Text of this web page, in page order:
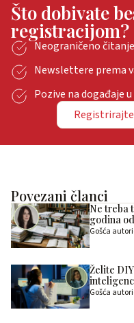
Što dobivate
registracijom?
Neograničeno
Newslettere prema
Pozive na događaje
Povezani članci
Ne treba
godina
Gošća
Želite
Gošća